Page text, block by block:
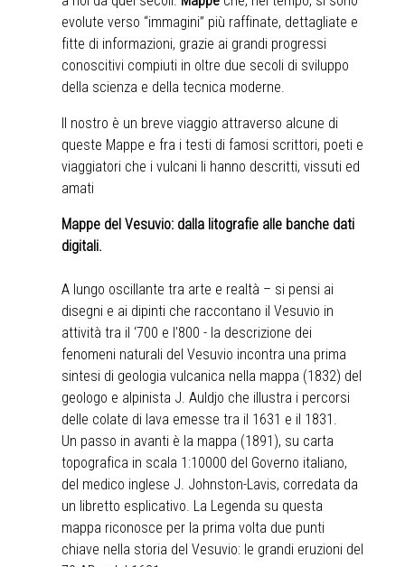
evolute verso “immagini” più raffinate, dettagliate e
fitte di informazioni, grazie ai grandi progressi
conoscitivi compiuti in oltre due secoli di sviluppo
della scienza e della tecnica moderne.
Il nostro è un breve viaggio attraverso alcune di
queste Mappe e fra i testi di famosi scrittori, poeti e
viaggiatori che i vulcani li hanno descritti, vissuti ed
amati
Mappe del Vesuvio: dalla litografie alle banche dati
digitali.
A lungo oscillante tra arte e realtà – si pensi ai
disegni e ai dipinti che raccontano il Vesuvio in
attività tra il ‘700 e l’800 - la descrizione dei
fenomeni naturali del Vesuvio incontra una prima
sintesi di geologia vulcanica nella mappa (1832) del
geologo e alpinista J. Auldjo che illustra i percorsi
delle colate di lava emesse tra il 1631 e il 1831.
Un passo in avanti è la mappa (1891), su carta
topografica in scala 1:10000 del Governo italiano,
del medico inglese J. Johnston-Lavis, corredata da
un libretto esplicativo. La Legenda su questa
mappa riconosce per la prima volta due punti
chiave nella storia del Vesuvio: le grandi eruzioni del